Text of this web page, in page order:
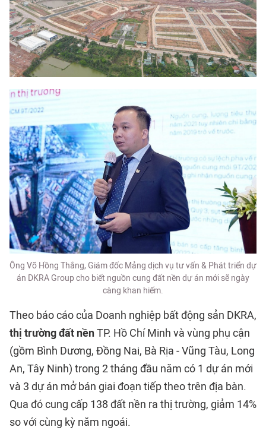
Ông Võ Hồng Thắng, Giám đốc Mảng dịch vụ tư vấn & Phát triển dự
án DKRA Group cho biết nguồn cung đất nền dự án mới sẽ ngày
càng khan hiếm.
Theo báo cáo của Doanh nghiệp bất động sản DKRA,
thị trường đất nềnTP. Hồ Chí Minh và vùng phụ cận
(gồm Bình Dương, Đồng Nai, Bà Rịa - Vũng Tàu, Long
An, Tây Ninh) trong 2 tháng đầu năm có 1 dự án mới
và 3 dự án mở bán giai đoạn tiếp theo trên địa bàn.
Qua đó cung cấp 138 đất nền ra thị trường, giảm 14%
so với cùng kỳ năm ngoái.